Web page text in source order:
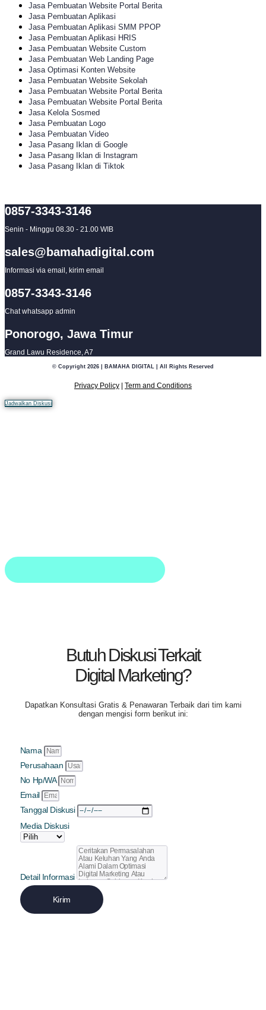
Jasa Pembuatan Website Portal Berita
Jasa Pembuatan Aplikasi
Jasa Pembuatan Aplikasi SMM PPOP
Jasa Pembuatan Aplikasi HRIS
Jasa Pembuatan Website Custom
Jasa Pembuatan Web Landing Page
Jasa Optimasi Konten Website
Jasa Pembuatan Website Sekolah
Jasa Pembuatan Website Portal Berita
Jasa Pembuatan Website Portal Berita
Jasa Kelola Sosmed
Jasa Pembuatan Logo
Jasa Pembuatan Video
Jasa Pasang Iklan di Google
Jasa Pasang Iklan di Instagram
Jasa Pasang Iklan di Tiktok
0857-3343-3146
Senin - Minggu 08.30 - 21.00 WIB
sales@bamahadigital.com
Informasi via email, kirim email
0857-3343-3146
Chat whatsapp admin
Ponorogo, Jawa Timur
Grand Lawu Residence, A7
© Copyright 2026 | BAMAHA DIGITAL | All Rights Reserved
Privacy Policy | Term and Conditions
Jadwalkan Diskusi
Butuh Diskusi Terkait
Digital Marketing?
Dapatkan Konsultasi Gratis & Penawaran Terbaik dari tim kami
dengan mengisi form berikut ini:
Nama
Perusahaan
No Hp/WA
Email
Tanggal Diskusi
Media Diskusi
Detail Informasi
Kirim